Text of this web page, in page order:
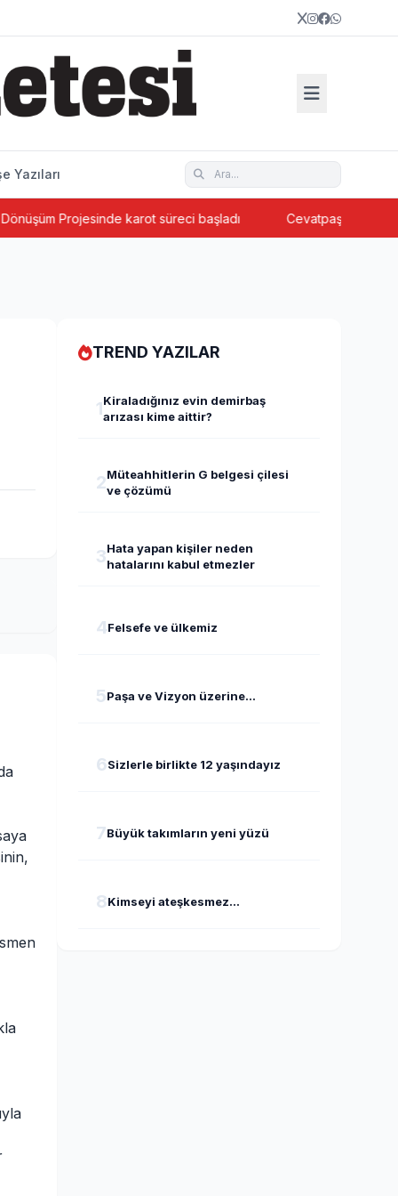
Yazıları
karot süreci başladı Cevatpaşa’da ada bazlı
TREND YAZILAR
1Kiraladığınız evin demirbaş
arızası kime aittir?
2Müteahhitlerin G belgesi çilesi
ve çözümü
3Hata yapan kişiler neden
hatalarını kabul etmezler
4Felsefe ve ülkemiz
5Paşa ve Vizyon üzerine...
6Sizlerle birlikte 12 yaşındayız
7Büyük takımların yeni yüzü
8Kimseyi ateşkesmez...